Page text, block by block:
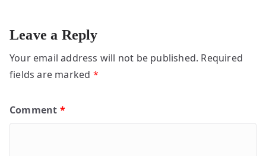
Leave a Reply
Your email address will not be published. Required
fields are marked *
Comment *